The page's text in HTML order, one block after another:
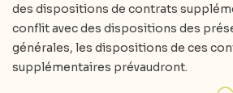
des dispositions de contrats
conflit avec des dispositions des
générales, les dispositions de ces
supplémentaires prévaudront.